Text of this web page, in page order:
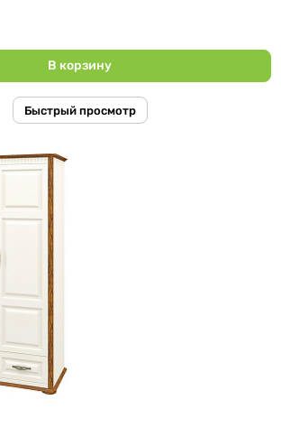
В корзину
Быстрый просмотр